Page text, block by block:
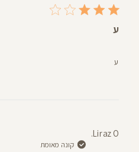
ע
ע
Liraz O.
קונה מאומת